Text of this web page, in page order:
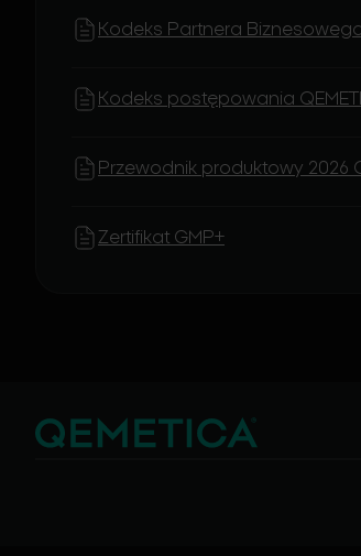
Kodeks Partnera
Kodeks postępowania
Przewodnik produktowy 2026
Zertifikat GMP+